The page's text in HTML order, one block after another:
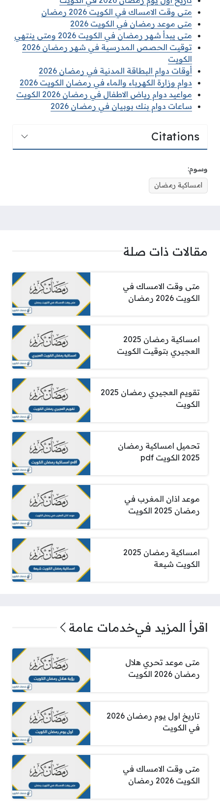
متى وقت الامساك في الكويت 2026 رمضان
متى موعد رمضان في الكويت 2026
متى يبدأ شهر رمضان في الكويت 2026 ومتى ينتهي
توقيت الحصص المدرسية في شهر رمضان 2026
الكويت
أوقات دوام البطاقة المدنية في رمضان 2026
دوام وزارة الكهرباء والماء في رمضان الكويت 2026
مواعيد دوام رياض الاطفال في رمضان 2026 الكويت
ساعات دوام بنك بوبيان في رمضان 2026
Citations
وسوم:
امساكية رمضان
مقالات ذات صلة
متى وقت الامساك في
الكويت 2026 رمضان
امساكية رمضان 2025
العجيري بتوقيت الكويت
تقويم العجيري رمضان 2025
الكويت
تحميل امساكية رمضان
2025 الكويت pdf
موعد اذان المغرب في
رمضان 2025 الكويت
امساكية رمضان 2025
الكويت شيعة
اقرأ المزيد فيخدمات عامة
متى موعد تحري هلال
رمضان 2026 الكويت
تاريخ اول يوم رمضان 2026
في الكويت
متى وقت الامساك في
الكويت 2026 رمضان